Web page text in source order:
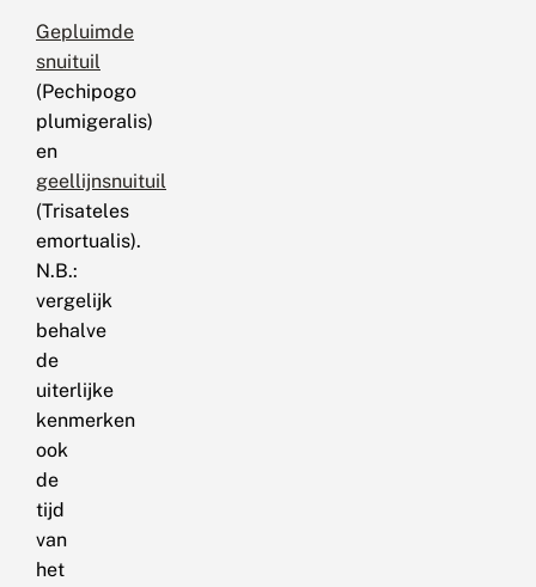
Gepluimde
snuituil
(Pechipogo
plumigeralis)
en
geellijnsnuituil
(Trisateles
emortualis).
N.B.:
vergelijk
behalve
de
uiterlijke
kenmerken
ook
de
tijd
van
het